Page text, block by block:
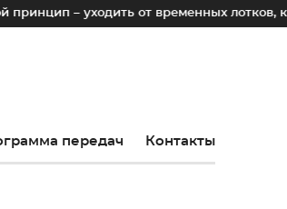
– уходить от временных лотков,
передач Контакты